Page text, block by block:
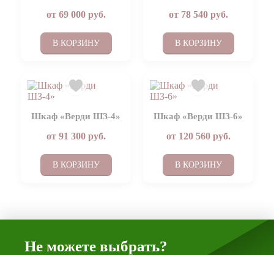
от 69 000руб.
В КОРЗИНУ
от 78 540руб.
В КОРЗИНУ
Шкаф «Верди ШЗ-4»
от 91 300руб.
В КОРЗИНУ
Шкаф «Верди ШЗ-6»
от 120 560руб.
В КОРЗИНУ
Не можете выбрать?